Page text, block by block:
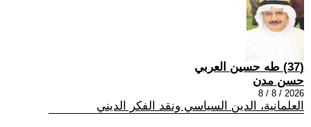
(37) طه حسين العربي
حسن مدن
2026 / 8 / 8
العلمانية، الدين السياسي ونقد الفكر الديني